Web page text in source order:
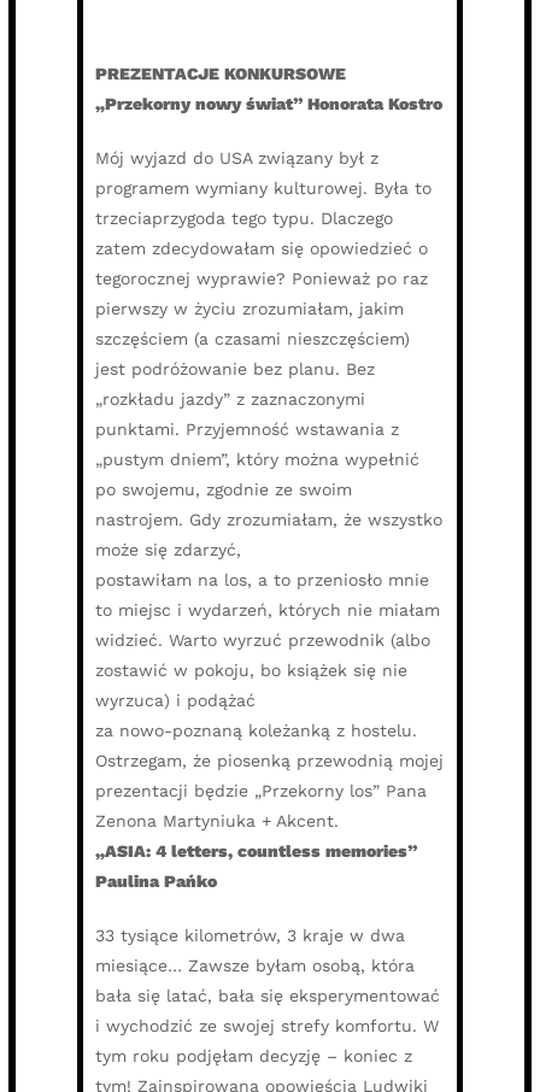
PREZENTACJE KONKURSOWE
„Przekorny nowy świat” Honorata Kostro
Mój wyjazd do USA związany był z
programem wymiany kulturowej. Była to
trzeciaprzygoda tego typu. Dlaczego
zatem zdecydowałam się opowiedzieć o
tegorocznej wyprawie? Ponieważ po raz
pierwszy w życiu zrozumiałam, jakim
szczęściem (a czasami nieszczęściem)
jest podróżowanie bez planu. Bez
„rozkładu jazdy” z zaznaczonymi
punktami. Przyjemność wstawania z
„pustym dniem”, który można wypełnić
po swojemu, zgodnie ze swoim
nastrojem. Gdy zrozumiałam, że wszystko
może się zdarzyć,
postawiłam na los, a to przeniosło mnie
to miejsc i wydarzeń, których nie miałam
widzieć. Warto wyrzuć przewodnik (albo
zostawić w pokoju, bo książek się nie
wyrzuca) i podążać
za nowo-poznaną koleżanką z hostelu.
Ostrzegam, że piosenką przewodnią mojej
prezentacji będzie „Przekorny los” Pana
Zenona Martyniuka + Akcent.
„ASIA: 4 letters, countless memories”
Paulina Pańko
33 tysiące kilometrów, 3 kraje w dwa
miesiące… Zawsze byłam osobą, która
bała się latać, bała się eksperymentować
i wychodzić ze swojej strefy komfortu. W
tym roku podjęłam decyzję – koniec z
tym! Zainspirowana opowieścią Ludwiki